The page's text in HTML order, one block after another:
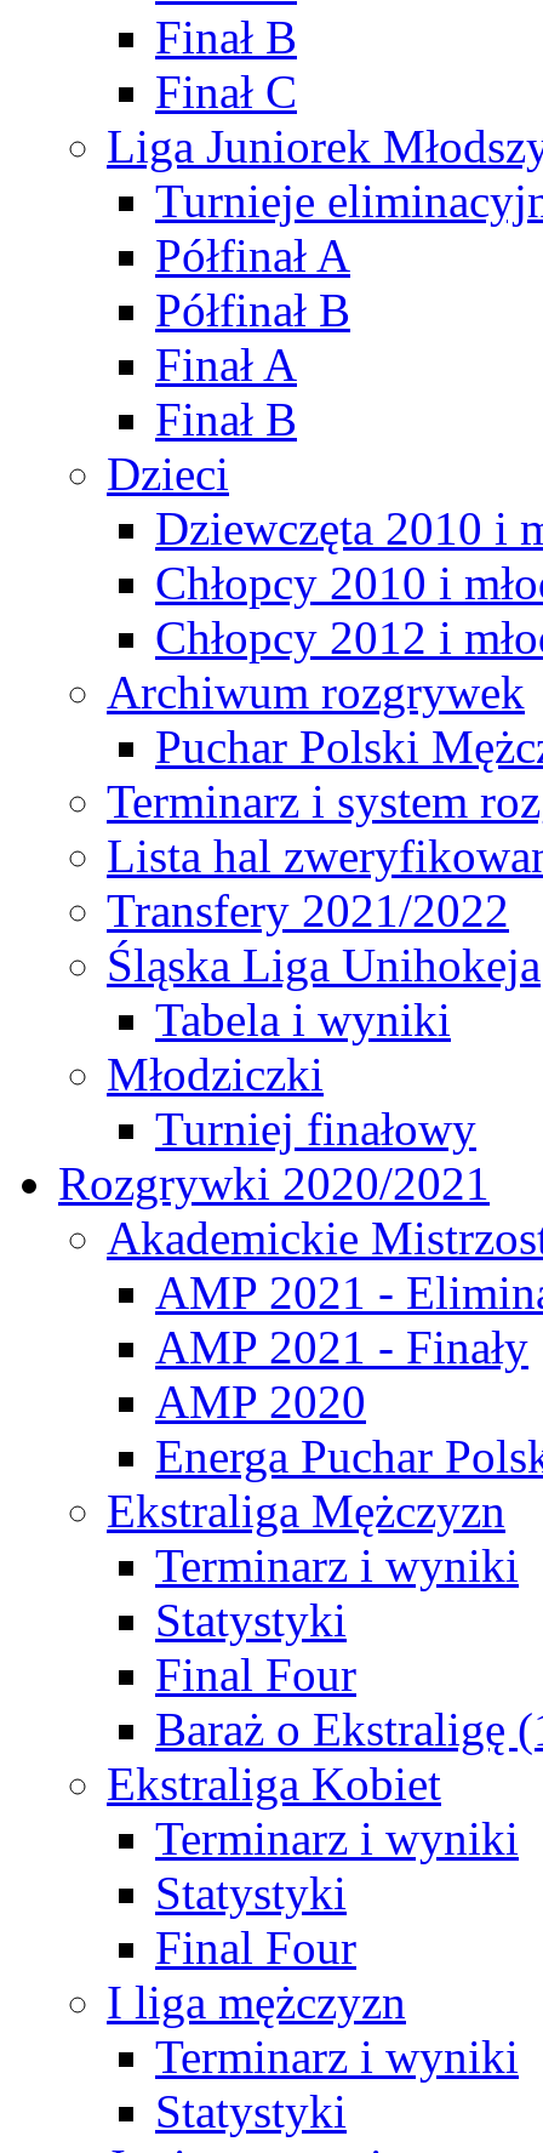
Finał B
Finał C
Liga Juniorek
Turnieje
Półfinał A
Półfinał B
Finał A
Finał B
Dzieci
Dziewczęta 2010 i
Chłopcy 2010 i
Chłopcy 2012 i
Archiwum rozgrywek
Puchar Polski
Terminarz i system
Lista hal
Transfery 2021/2022
Śląska Liga Unihokeja
Tabela i wyniki
Młodziczki
Turniej finałowy
Rozgrywki 2020/2021
Akademickie
AMP 2021 -
AMP 2021 - Finały
AMP 2020
Energa Puchar
Ekstraliga Mężczyzn
Terminarz i wyniki
Statystyki
Final Four
Baraż o Ekstraligę
Ekstraliga Kobiet
Terminarz i wyniki
Statystyki
Final Four
I liga mężczyzn
Terminarz i wyniki
Statystyki